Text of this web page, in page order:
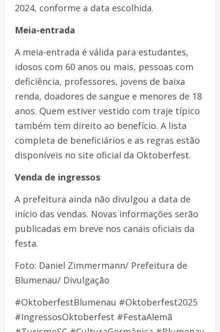
2024, conforme a data escolhida.
Meia-entrada
A meia-entrada é válida para estudantes,
idosos com 60 anos ou mais, pessoas com
deficiência, professores, jovens de baixa
renda, doadores de sangue e menores de 18
anos. Quem estiver vestido com traje típico
também tem direito ao benefício. A lista
completa de beneficiários e as regras estão
disponíveis no site oficial da Oktoberfest.
Venda de ingressos
A prefeitura ainda não divulgou a data de
início das vendas. Novas informações serão
publicadas em breve nos canais oficiais da
festa.
Foto: Daniel Zimmermann/ Prefeitura de
Blumenau/ Divulgação
#OktoberfestBlumenau #Oktoberfest2025
#IngressosOktoberfest #FestaAlemã